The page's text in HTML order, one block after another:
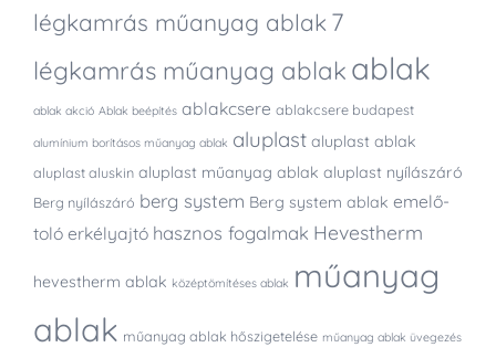
légkamrás műanyag ablak7
légkamrás műanyag ablak ablak
ablak akció Ablak beépítés ablakcsere ablakcsere budapest
alumínium borításos műanyag ablak aluplast aluplast ablak
aluplast aluskin aluplast műanyag ablak aluplast nyílászáró
Berg nyílászáró berg system Berg system ablak emelő-
toló erkélyajtó hasznos fogalmak Hevestherm
hevestherm ablak középtömítéses ablak műanyag
ablak műanyag ablak hőszigetelése műanyag ablak üvegezés